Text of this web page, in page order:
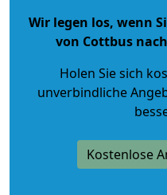
Wir legen los, wenn
von Cottbus
Holen Sie sich
unverbindliche
Kostenlose